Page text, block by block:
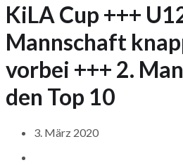
KiLA Cup +++
Mannschaft
vorbei +++ 2.
den Top 10
3. März 2020